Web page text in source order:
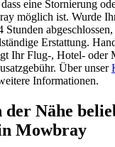
eine Stornierung
möglich ist. Wurde
Stunden
Erstattung.
Ihr Flug-, Hotel- oder
Über unser
Informationen.
der Nähe
Mowbray